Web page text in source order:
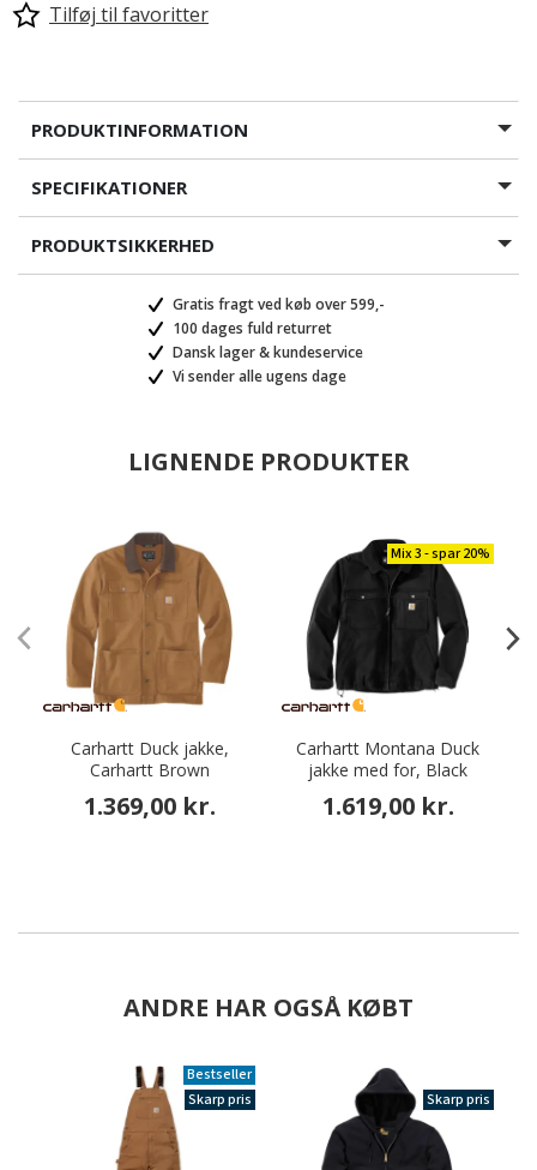
Tilføj til favoritter
PRODUKTINFORMATION
SPECIFIKATIONER
PRODUKTSIKKERHED
Gratis fragt ved køb over 599,-
100 dages fuld returret
Dansk lager & kundeservice
Vi sender alle ugens dage
LIGNENDE PRODUKTER
Carhartt Duck jakke,
Carhartt Brown
1.369,00 kr.
Mix 3 - spar 20%
Carhartt Montana Duck
jakke med for, Black
1.619,00 kr.
ANDRE HAR OGSÅ KØBT
Bestseller
Skarp pris
Skarp pris